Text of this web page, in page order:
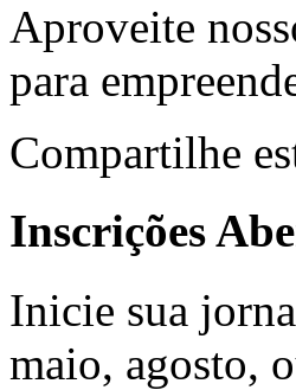
Aproveite
para
Compartilhe
Inscrições
Inicie sua
maio, agosto,